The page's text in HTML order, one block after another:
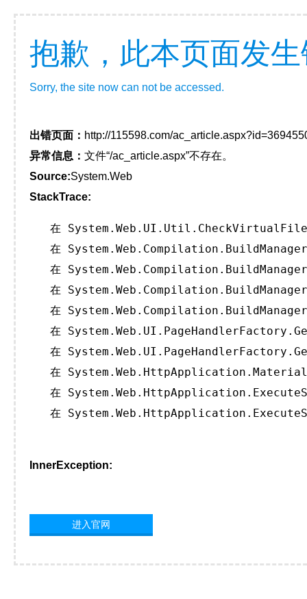
抱歉，此本页面发
Sorry, the site now can not be accessed.
出错页面： http://115598.com/
异常信息： 文件“/ac_article.aspx”不存在。
Source:System.Web
StackTrace:
在
在
在
在
在
在
在
在
在
在
InnerException:
进入官网